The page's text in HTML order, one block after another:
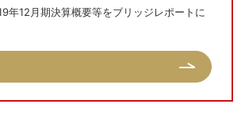
年12月期決算概要等をブリッジレポートに